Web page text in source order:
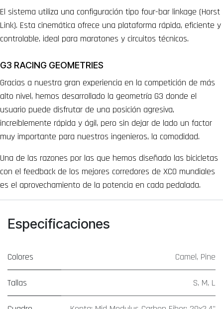
El sistema utiliza una configuración tipo four-bar linkage (Horst
Link). Esta cinemática ofrece una plataforma rápida, eficiente y
controlable, ideal para maratones y circuitos técnicos.
G3 RACING GEOMETRIES
Gracias a nuestra gran experiencia en la competición de más
alto nivel, hemos desarrollado la geometría G3 donde el
usuario puede disfrutar de una posición agresiva,
increíblemente rápida y ágil, pero sin dejar de lado un factor
muy importante para nuestros ingenieros, la comodidad.
Una de las razones por las que hemos diseñado las bicicletas
con el feedback de los mejores corredores de XCO mundiales
es el aprovechamiento de la potencia en cada pedalada.
Especificaciones
Colores Camel, Pine
Tallas S, M, L